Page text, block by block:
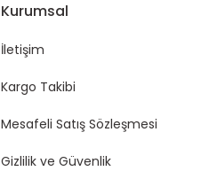
Kurumsal
İletişim
Kargo Takibi
Mesafeli Satış Sözleşmesi
Gizlilik ve Güvenlik